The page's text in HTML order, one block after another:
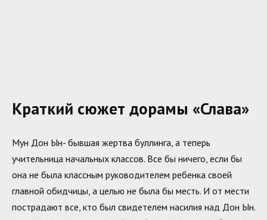
Краткий сюжет дорамы «Слава»
Мун Дон Ын- бывшая жертва буллинга, а теперь
учительница начальных классов. Все бы ничего, если бы
она не была классным руководителем ребенка своей
главной обидчицы, а целью не была бы месть. И от мести
пострадают все, кто был свидетелем насилия над Дон Ын.